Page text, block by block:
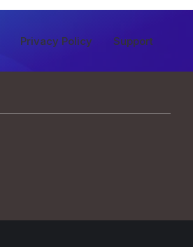
Privacy Policy Support